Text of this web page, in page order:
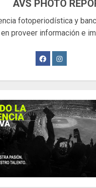
AVS PHOTO
fotoperiodística y
proveer información e